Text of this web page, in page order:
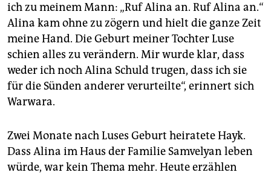
ich zu meinem Mann: „Ruf Alina an. Ruf Alina an.“
Alina kam ohne zu zögern und hielt die ganze Zeit
meine Hand. Die Geburt meiner Tochter Luse
schien alles zu verändern. Mir wurde klar, dass
weder ich noch Alina Schuld trugen, dass ich sie
für die Sünden anderer verurteilte“, erinnert sich
Warwara.
Zwei Monate nach Luses Geburt heiratete Hayk.
Dass Alina im Haus der Familie Samvelyan leben
würde, war kein Thema mehr. Heute erzählen